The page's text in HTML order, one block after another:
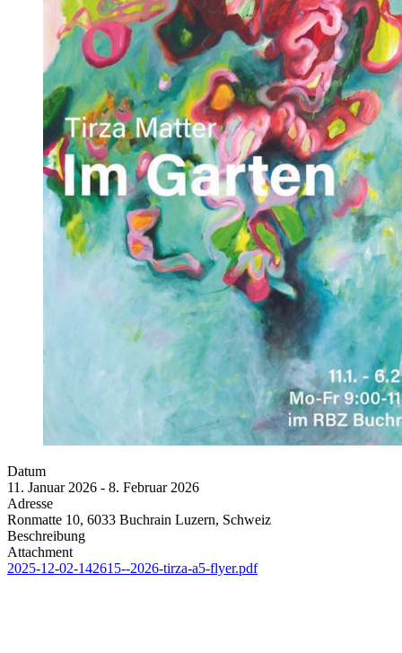
Datum
11. Januar 2026 - 8. Februar 2026
Adresse
Ronmatte 10, 6033 Buchrain Luzern, Schweiz
Beschreibung
Attachment
2025-12-02-142615--2026-tirza-a5-flyer.pdf